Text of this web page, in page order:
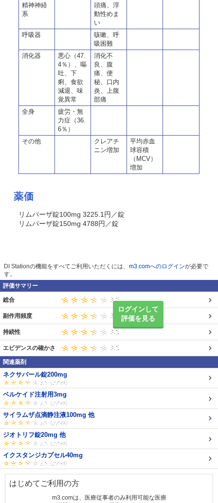
精神神経
系
頭痛、浮
動性めま
い
呼吸器
咳嗽、呼
吸困難
消化器
悪心（47.
4％）、嘔
吐、下
痢、食欲
減退、味
覚異常
消化不
良、腹
痛、便
秘、口内
炎、上腹
部痛
全身
疲労・無
力症（36.
6％）
その他
クレアチ
ニン増加
平均赤血
球容積
（MCV）
増加
薬価
リムパーザ錠100mg 3225.1円／錠
リムパーザ錠150mg 4788円／錠
DI Stationの機能をすべてご利用いただくには、 m3.comへのログインが必要で
す。
評価サマリー
ログインして
評価を見る
総合
副作用頻度
持続性
エビデンスの確かさ
関連薬剤
ネクサバール錠200mg
ベルケイド注射用3mg
サイラムザ点滴静注液100mg 他
ジオトリフ錠20mg 他
イクスタンジカプセル40mg
はじめてご利用の方
m3.comは、医療従事者のみ利用可能な医療